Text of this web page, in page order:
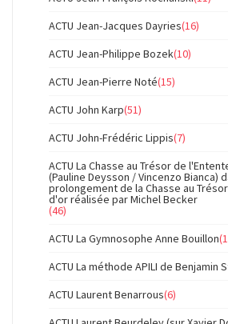
ACTU Jean-Jacques Dayries(16)
ACTU Jean-Philippe Bozek(10)
ACTU Jean-Pierre Noté(15)
ACTU John Karp(51)
ACTU John-Frédéric Lippis(7)
ACTU La Chasse au Trésor de
(Pauline Deysson / Vincenzo Bianca)
prolongement de la Chasse au
d'or réalisée par Michel Becker
(46)
ACTU La Gymnosophe Anne Bouillon
ACTU La méthode APILI de Benjamin
ACTU Laurent Benarrous(6)